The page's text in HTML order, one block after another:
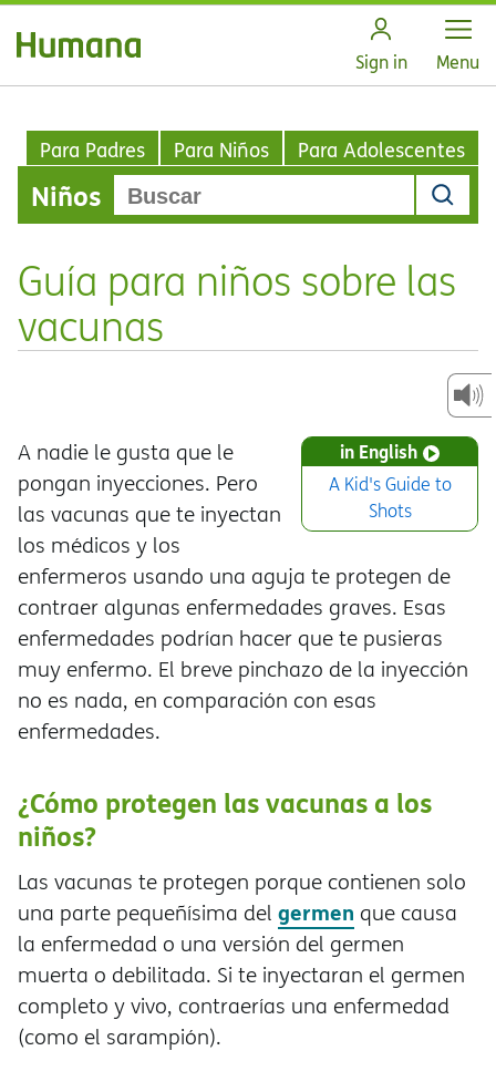
Sign in Open
Menu
Para Padres Para Niños Para Adolescentes
Niños
Guía para niños sobre las
vacunas
in English
A Kid's Guide to
Shots
A nadie le gusta que le
pongan inyecciones. Pero
las vacunas que te inyectan
los médicos y los
enfermeros usando una aguja te protegen de
contraer algunas enfermedades graves. Esas
enfermedades podrían hacer que te pusieras
muy enfermo. El breve pinchazo de la inyección
no es nada, en comparación con esas
enfermedades.
¿Cómo protegen las vacunas a los
niños?
Las vacunas te protegen porque contienen solo
una parte pequeñísima del germen que causa
la enfermedad o una versión del germen
muerta o debilitada. Si te inyectaran el germen
completo y vivo, contraerías una enfermedad
(como el sarampión).